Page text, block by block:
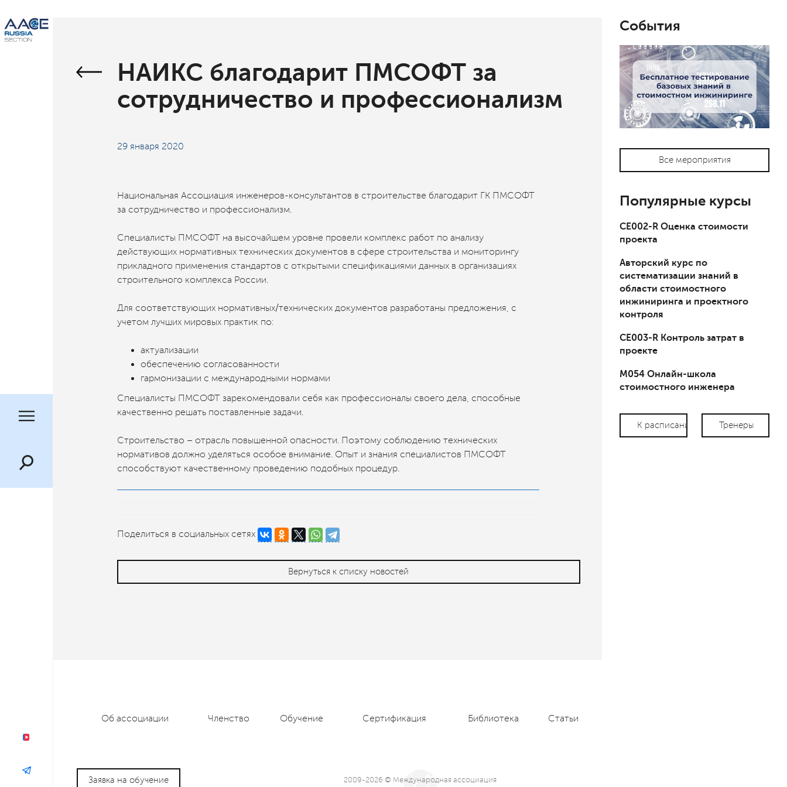
НАИКС благодарит ПМСОФТ за
сотрудничество и профессионализм
29 января 2020
Национальная Ассоциация инженеров-консультантов в строительстве благодарит ГК ПМСОФТ
за сотрудничество и профессионализм.
Специалисты ПМСОФТ на высочайшем уровне провели комплекс работ по анализу
действующих нормативных технических документов в сфере строительства и мониторингу
прикладного применения стандартов с открытыми спецификациями данных в организациях
строительного комплекса России.
Для соответствующих нормативных/технических документов разработаны предложения, с
учетом лучших мировых практик по:
актуализации
обеспечению согласованности
гармонизации с международными нормами
Специалисты ПМСОФТ зарекомендовали себя как профессионалы своего дела, способные
качественно решать поставленные задачи.
Строительство – отрасль повышенной опасности. Поэтому соблюдению технических
нормативов должно уделяться особое внимание. Опыт и знания специалистов ПМСОФТ
способствуют качественному проведению подобных процедур.
Поделиться в социальных сетях
Вернуться к списку новостей
События
Все мероприятия
Популярные курсы
СЕ002-R Оценка стоимости
проекта
Авторский курс по
систематизации знаний в
области стоимостного
инжиниринга и проектного
контроля
СЕ003-R Контроль затрат в
проекте
М054 Онлайн-школа
стоимостного инженера
К расписанию Тренеры
Заявка на обучение
Об ассоциации Членство Обучение Сертификация Библиотека Статьи
2009-2026 © Международная ассоциация